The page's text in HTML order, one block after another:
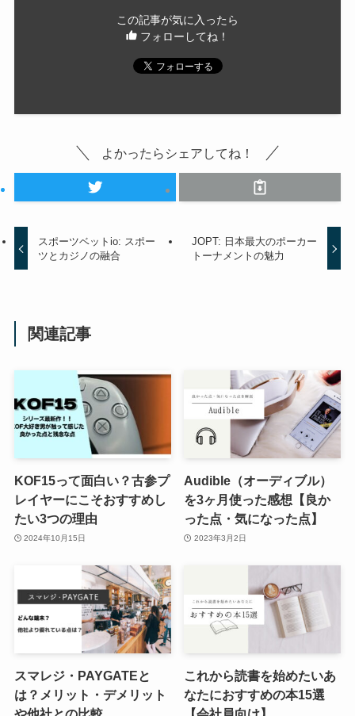
この記事が気に入ったら
フォローしてね！
よかったらシェアしてね！
スポーツベットio: スポー
ツとカジノの融合
JOPT: 日本最大のポーカー
トーナメントの魅力
関連記事
KOF15って面白い？古参プ
レイヤーにこそおすすめし
たい3つの理由
2024年10月15日
Audible（オーディブル）
を3ヶ月使った感想【良か
った点・気になった点】
2023年3月2日
スマレジ・PAYGATEと
は？メリット・デメリット
これから読書を始めたいあ
なたにおすすめの本15選